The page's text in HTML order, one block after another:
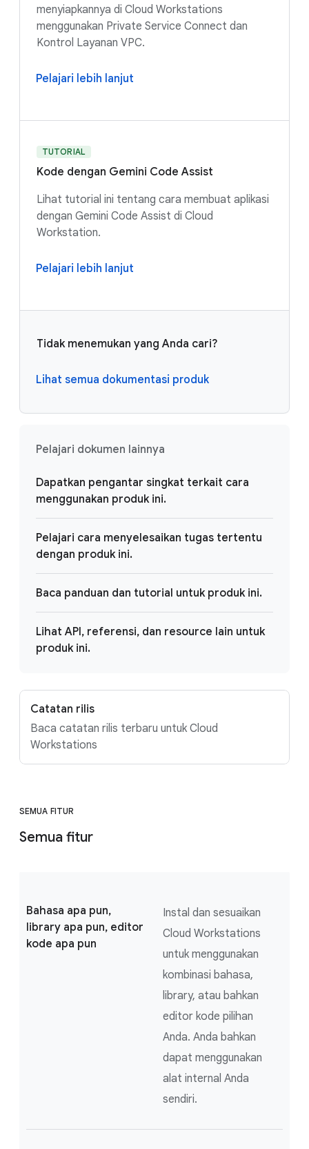
menyiapkannya di Cloud Workstations
menggunakan Private Service Connect dan
Kontrol Layanan VPC.
Pelajari lebih lanjut
TUTORIAL
Kode dengan Gemini Code Assist
Lihat tutorial ini tentang cara membuat aplikasi
dengan Gemini Code Assist di Cloud
Workstation.
Pelajari lebih lanjut
Tidak menemukan yang Anda cari?
Lihat semua dokumentasi produk
Pelajari dokumen lainnya
Dapatkan pengantar singkat terkait cara
menggunakan produk ini.
Pelajari cara menyelesaikan tugas tertentu
dengan produk ini.
Baca panduan dan tutorial untuk produk ini.
Lihat API, referensi, dan resource lain untuk
produk ini.
Catatan rilis
Baca catatan rilis terbaru untuk Cloud
Workstations
SEMUA FITUR
Semua fitur
Bahasa apa pun,
library apa pun, editor
kode apa pun
Instal dan sesuaikan
Cloud Workstations
untuk menggunakan
kombinasi bahasa,
library, atau bahkan
editor kode pilihan
Anda. Anda bahkan
dapat menggunakan
alat internal Anda
sendiri.